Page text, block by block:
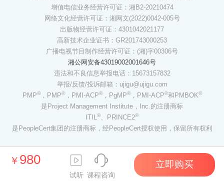
￥ 980
试听 课程咨询
立即购买
增值电信业务经营许可证：湘B2-20210474
网络文化经营许可证：湘网文(2022)0042-005号
出版物经营许可证：4301042021177
高新技术企业证书：GR201743000253
广播电视节目制作经营许可证：(湘)字00306号
湘公网安备43019002001646号
违法和不良信息举报电话：15673157832
举报/反馈/投诉邮箱：ujigu@ujigu.com
PMP®，PMP®，PMI-ACP®，PgMP®，PMI-ACP®和PMBOK®
是Project Management Institute，Inc.的注册商标
ITIL®、PRINCE2®
是PeopleCert集团的注册商标，经PeopleCert授权使用，保留所有权利